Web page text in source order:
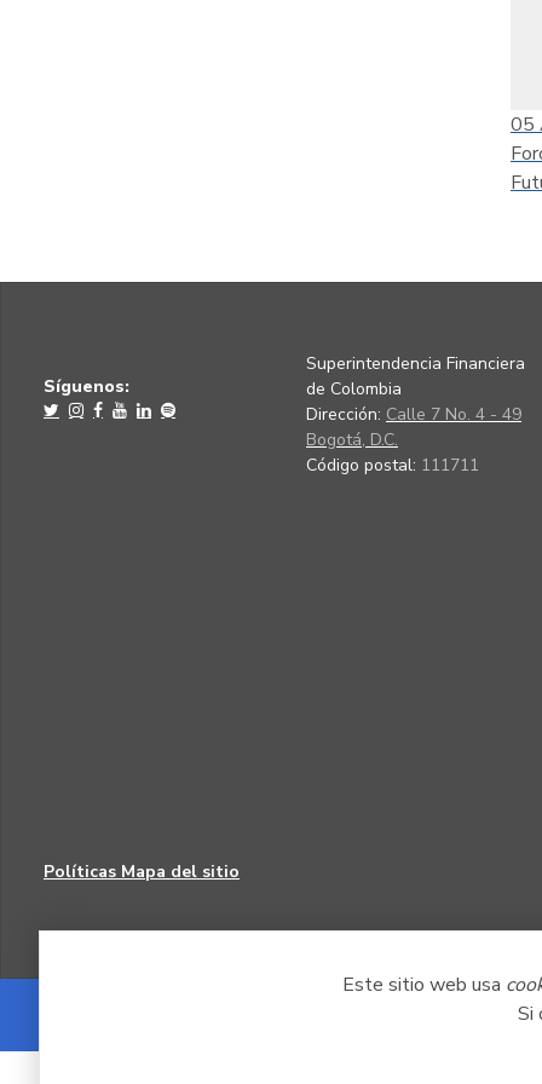
Este sitio web usa
Si
05
Síguenos:
Superintendencia Financiera
de Colombia
Dirección: Calle 7 No. 4 - 49
Bogotá, D.C.
Código postal: 111711
Políticas Mapa del sitio